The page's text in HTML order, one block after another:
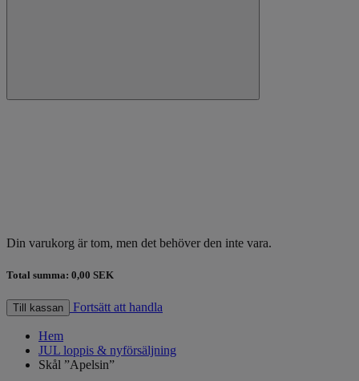
Din varukorg är tom, men det behöver den inte vara.
Total summa: 0,00 SEK
Till kassan Fortsätt att handla
Hem
JUL loppis & nyförsäljning
Skål ”Apelsin”